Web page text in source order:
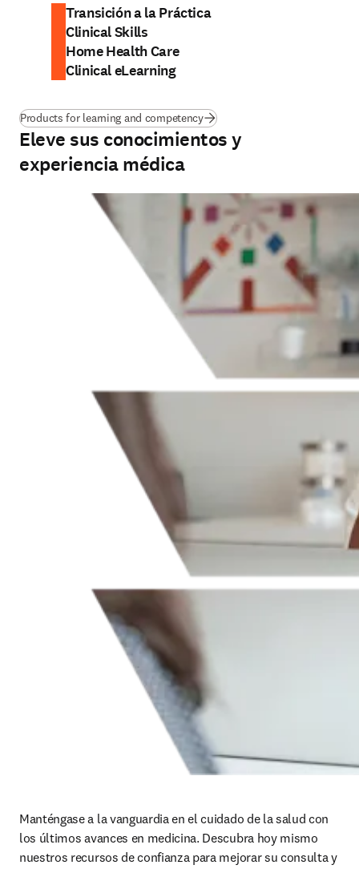
Transición a la Práctica
Clinical Skills
Home Health Care
Clinical eLearning
Products for learning and competency
Eleve sus conocimientos y
experiencia médica
Manténgase a la vanguardia en el cuidado de la salud con
los últimos avances en medicina. Descubra hoy mismo
nuestros recursos de confianza para mejorar su consulta y